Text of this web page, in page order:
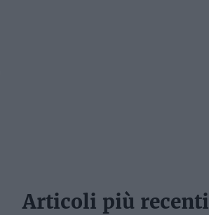
Articoli più recenti